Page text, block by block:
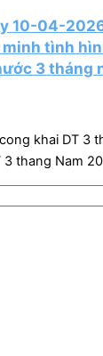
10-04-
tình
3 tháng
khai DT 3
3 thang Nam